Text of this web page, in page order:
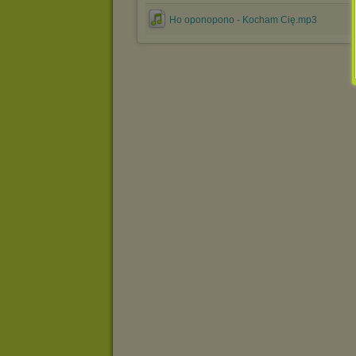
Ho oponopono - Kocham Cię.mp3